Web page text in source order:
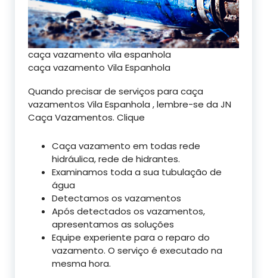
caça vazamento vila espanhola
caça vazamento Vila Espanhola
Quando precisar de serviços para caça
vazamentos Vila Espanhola , lembre-se da JN
Caça Vazamentos. Clique
Caça vazamento em todas rede
hidráulica, rede de hidrantes.
Examinamos toda a sua tubulação de
água
Detectamos os vazamentos
Após detectados os vazamentos,
apresentamos as soluções
Equipe experiente para o reparo do
vazamento. O serviço é executado na
mesma hora.